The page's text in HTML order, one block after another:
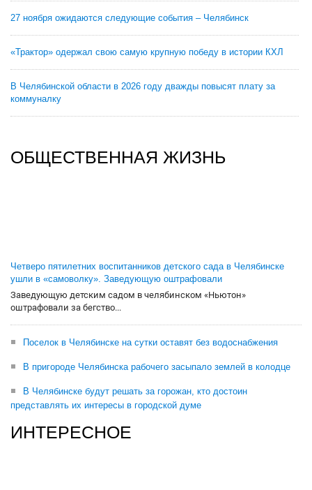
27 ноября ожидаются следующие события – Челябинск
«Трактор» одержал свою самую крупную победу в истории КХЛ
В Челябинской области в 2026 году дважды повысят плату за
коммуналку
ОБЩЕСТВЕННАЯ ЖИЗНЬ
Четверо пятилетних воспитанников детского сада в Челябинске
ушли в «самоволку». Заведующую оштрафовали
Заведующую детским садом в челябинском «Ньютон»
оштрафовали за бегство...
Поселок в Челябинске на сутки оставят без водоснабжения
В пригороде Челябинска рабочего засыпало землей в колодце
В Челябинске будут решать за горожан, кто достоин
представлять их интересы в городской думе
ИНТЕРЕСНОЕ